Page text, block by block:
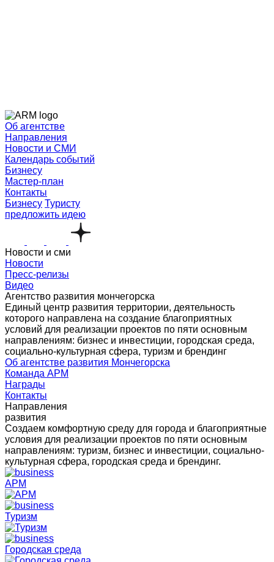
Об агентстве
Направления
Новости и СМИ
Календарь событий
Бизнесу
Мастер-план
Контакты
Бизнесу Туристу
предложить идею
Новости и сми
Новости
Пресс-релизы
Видео
Агентство развития мончегорска
Единый центр развития территории, деятельность
которого направлена на создание благоприятных
условий для реализации проектов по пяти основным
направлениям: бизнес и инвестиции, городская среда,
социально-культурная сфера, туризм и брендинг
Об агентстве развития Мончегорска
Команда АРМ
Награды
Контакты
Направления
развития
Создаем комфортную среду для города и благоприятные
условия для реализации проектов по пяти основным
направлениям: туризм, бизнес и инвестиции, социально-
культурная сфера, городская среда и брендинг.
АРМ
Туризм
Городская среда